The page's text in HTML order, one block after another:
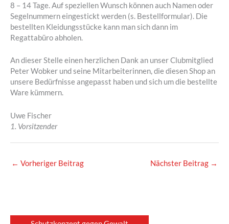
8 – 14 Tage. Auf speziellen Wunsch können auch Namen oder
Segelnummern eingestickt werden (s. Bestellformular). Die
bestellten Kleidungsstücke kann man sich dann im
Regattabüro abholen.
An dieser Stelle einen herzlichen Dank an unser Clubmitglied
Peter Wobker und seine Mitarbeiterinnen, die diesen Shop an
unsere Bedürfnisse angepasst haben und sich um die bestellte
Ware kümmern.
Uwe Fischer
1. Vorsitzender
← Vorheriger Beitrag Nächster Beitrag →